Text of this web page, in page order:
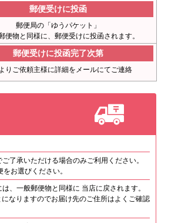
郵便受けに投函
郵便局の「ゆうパケット」
便物と同様に、郵便受けに投函されます。
郵便受けに投函完了次第
りご依頼主様に詳細をメールにてご連絡
了承いただける場合のみご利用ください。
お選びください。
、一般郵便物と同様に 当店に戻されます。
なりますのでお届け先のご住所はよくご確認